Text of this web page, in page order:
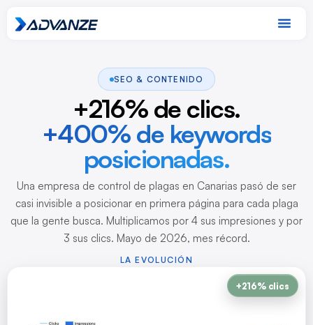
SEO & CONTENIDO
+216% de clics.
+400% de keywords
posicionadas.
Una empresa de control de plagas en Canarias pasó de ser
casi invisible a posicionar en primera página para cada plaga
que la gente busca. Multiplicamos por 4 sus impresiones y por
3 sus clics. Mayo de 2026, mes récord.
LA EVOLUCIÓN
+216% clics